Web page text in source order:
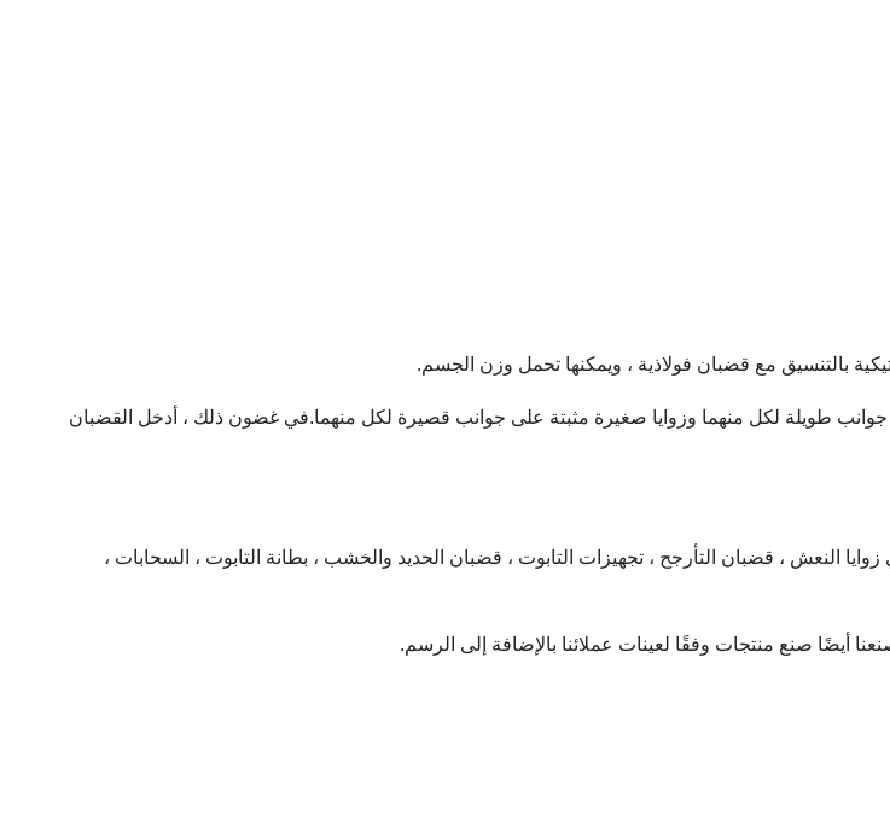
بالتنسيق مع قضبان فولاذية ، ويمكنها تحمل وزن الجسم.
جوانب طويلة لكل منهما وزوايا صغيرة مثبتة على جوانب قصيرة لكل منهما.في غضون ذلك ، أدخل القضبان
النعش ، قضبان التأرجح ، تجهيزات التابوت ، قضبان الحديد والخشب ، بطانة التابوت ، السحابات ،